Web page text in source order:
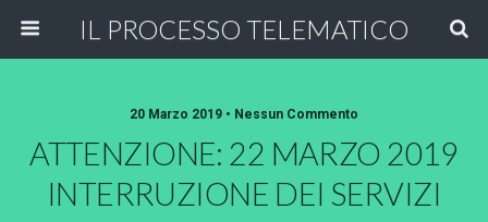
IL PROCESSO TELEMATICO
20 Marzo 2019 • Nessun Commento
ATTENZIONE: 22 MARZO 2019
INTERRUZIONE DEI SERVIZI